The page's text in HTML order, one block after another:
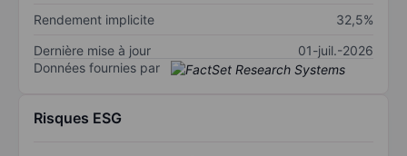
Rendement implicite
32,5%
Dernière mise à jour
01-juil.-2026
Données fournies par
Risques ESG